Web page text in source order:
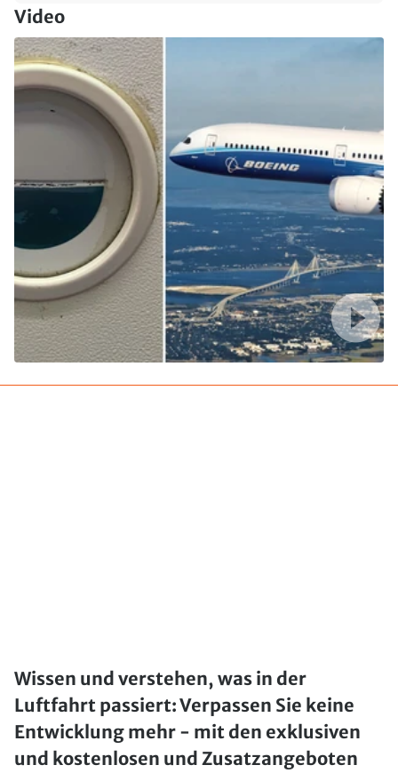
Video
Wissen und verstehen, was in der
Luftfahrt passiert: Verpassen Sie keine
Entwicklung mehr - mit den exklusiven
und kostenlosen und Zusatzangeboten